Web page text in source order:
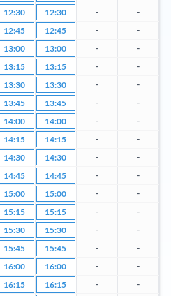
12:30 12:30 -
-
12:45 12:45 -
-
13:00 13:00 -
-
13:15 13:15 -
-
13:30 13:30 -
-
13:45 13:45 -
-
14:00 14:00 -
-
14:15 14:15 -
-
14:30 14:30 -
-
14:45 14:45 -
-
15:00 15:00 -
-
15:15 15:15 -
-
15:30 15:30 -
-
15:45 15:45 -
-
16:00 16:00 -
-
16:15 16:15 - -